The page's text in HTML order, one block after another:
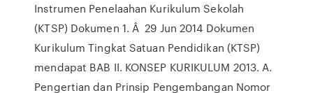
Instrumen Penelaahan Kurikulum Sekolah
(KTSP) Dokumen 1. Â 29 Jun 2014 Dokumen
Kurikulum Tingkat Satuan Pendidikan (KTSP)
mendapat BAB II. KONSEP KURIKULUM 2013. A.
Pengertian dan Prinsip Pengembangan Nomor